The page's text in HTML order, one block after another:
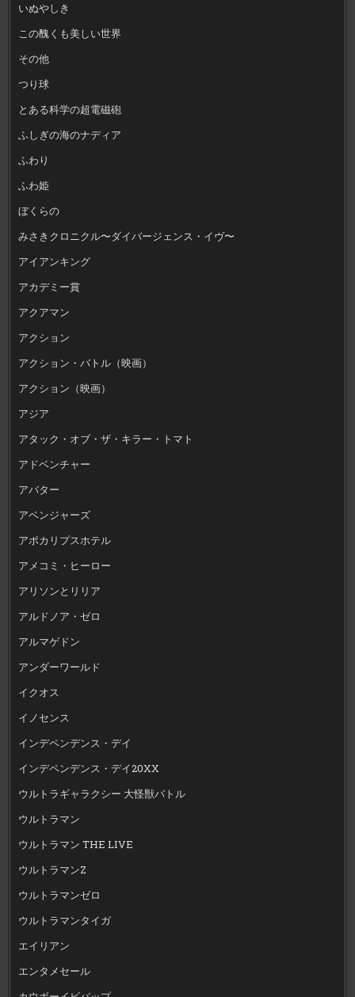
いぬやしき
この醜くも美しい世界
その他
つり球
とある科学の超電磁砲
ふしぎの海のナディア
ふわり
ふわ姫
ぼくらの
みさきクロニクル〜ダイバージェンス・イヴ〜
アイアンキング
アカデミー賞
アクアマン
アクション
アクション・バトル（映画）
アクション（映画）
アジア
アタック・オブ・ザ・キラー・トマト
アドベンチャー
アバター
アベンジャーズ
アポカリプスホテル
アメコミ・ヒーロー
アリソンとリリア
アルドノア・ゼロ
アルマゲドン
アンダーワールド
イクオス
イノセンス
インデペンデンス・デイ
インデペンデンス・デイ20XX
ウルトラギャラクシー 大怪獣バトル
ウルトラマン
ウルトラマン THE LIVE
ウルトラマンZ
ウルトラマンゼロ
ウルトラマンタイガ
エイリアン
エンタメセール